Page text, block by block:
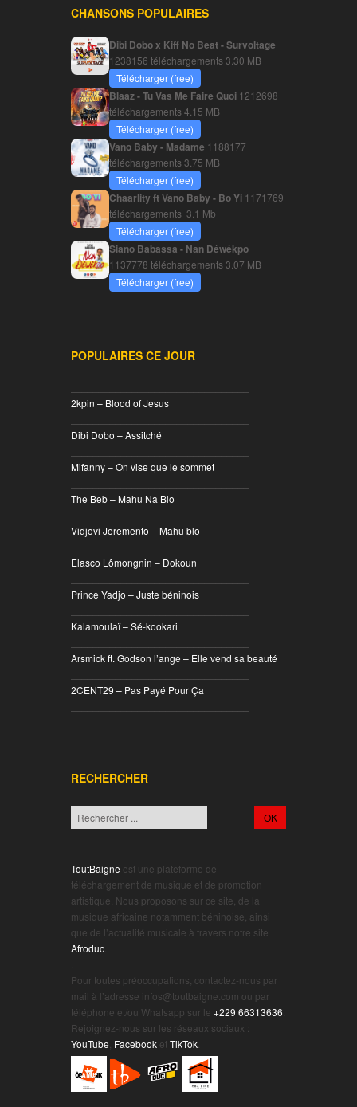
CHANSONS POPULAIRES
Dibi Dobo x Kiff No Beat - Survoltage
1238156 téléchargements3.30 MB
Télécharger (free)
Blaaz - Tu Vas Me Faire Quoi 1212698
téléchargements4.15 MB
Télécharger (free)
Vano Baby - Madame 1188177
téléchargements3.75 MB
Télécharger (free)
Chaarlity ft Vano Baby - Bo Yi 1171769
téléchargements 3.1 Mb
Télécharger (free)
Siano Babassa - Nan Déwékpo
1137778 téléchargements3.07 MB
Télécharger (free)
POPULAIRES CE JOUR
2kpin – Blood of Jesus
Dibi Dobo – Assitché
Mifanny – On vise que le sommet
The Beb – Mahu Na Blo
Vidjovi Jeremento – Mahu blo
Elasco Lômongnin – Dokoun
Prince Yadjo – Juste béninois
Kalamoulaï – Sé-kookari
Arsmick ft. Godson l’ange – Elle vend sa beauté
2CENT29 – Pas Payé Pour Ça
RECHERCHER
ToutBaigne est une plateforme de
téléchargement de musique et de promotion
artistique. Nous proposons sur ce site, de la
musique africaine notamment béninoise, ainsi
que de l’actualité musicale à travers notre site
Afroduc
Pour toutes préoccupations, contactez-nous par
mail à l’adresse infos@toutbaigne.com ou par
téléphone et/ou Whatsapp sur le +229 66313636
Rejoignez-nous sur les réseaux sociaux :
YouTube Facebook etTikTok